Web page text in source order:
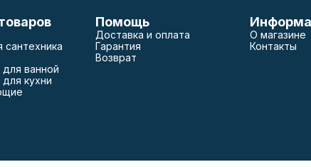
ванной
кухни
Помощь
Доставка и оплата
Гарантия
Возврат
О магазине
Контакты